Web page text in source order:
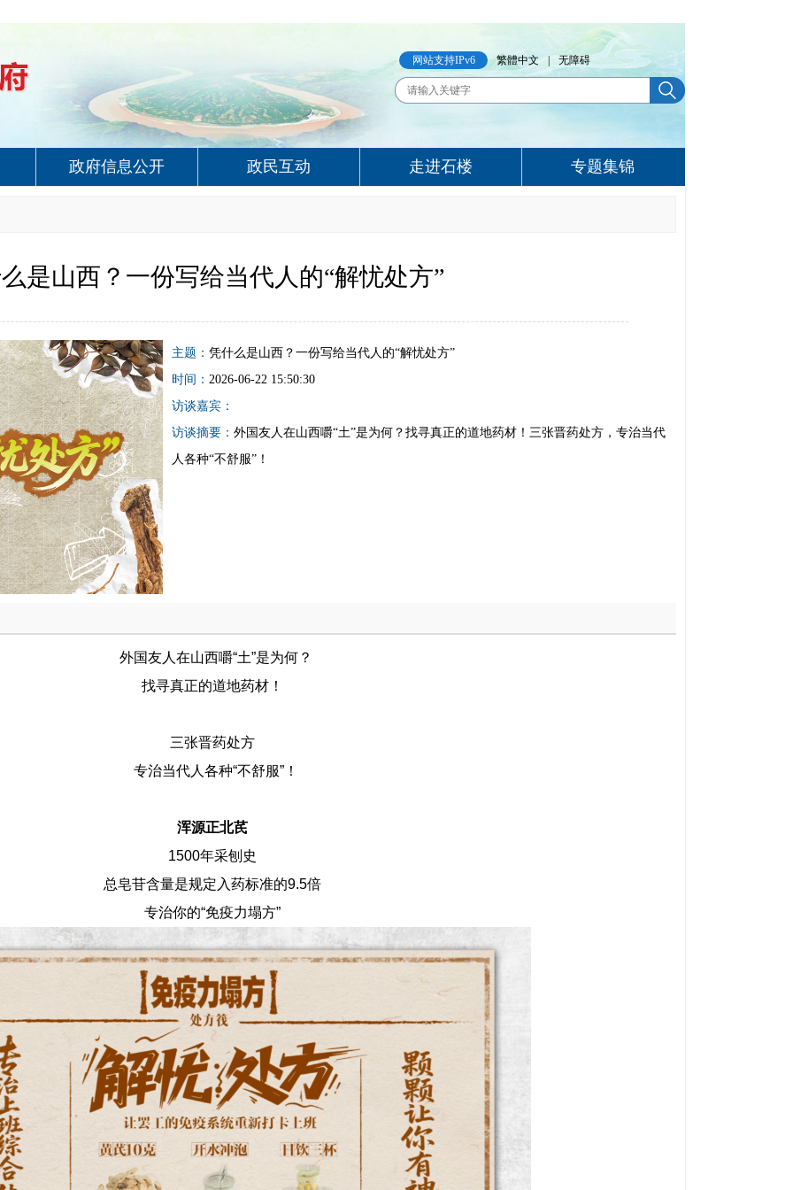
网站支持IPv6 繁體中文 无障碍
政府信息公开 政民互动 走进石楼 专题集锦
是山西？一份写给当代人的“解忧处方”
主题： 凭什么是山西？一份写给当代人的“解忧处方”
时间： 2026-06-22 15:50:30
访谈嘉宾：
访谈摘要： 外国友人在山西嚼“土”是为何？找寻真正的道地药材！三张晋药处方，专治当代
人各种“不舒服”！
外国友人在山西嚼“土”是为何？
找寻真正的道地药材！
三张晋药处方
专治当代人各种“不舒服”！
浑源正北芪
1500年采刨史
总皂苷含量是规定入药标准的9.5倍
专治你的“免疫力塌方”